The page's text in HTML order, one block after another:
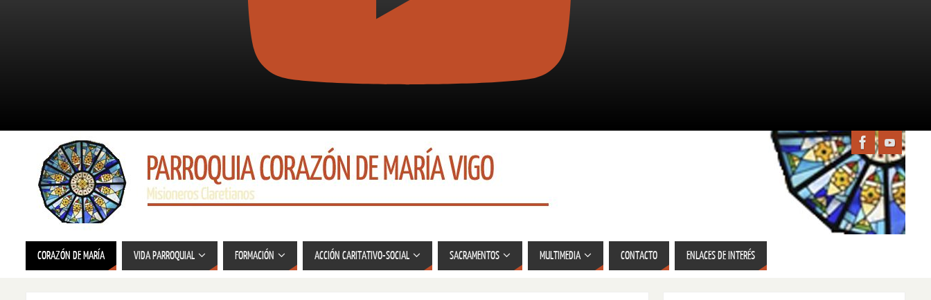
CORAZÓN DE MARÍA VIDA PARROQUIAL FORMACIÓN ACCIÓN CARITATIVO-SOCIAL SACRAMENTOS MULTIMEDIA CONTACTO ENLACES DE INTERÉS